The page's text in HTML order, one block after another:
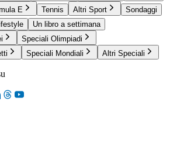
E Tennis Altri Sport
Sondaggi
Un libro a settimana
Speciali Olimpiadi
Speciali Mondiali Altri Speciali